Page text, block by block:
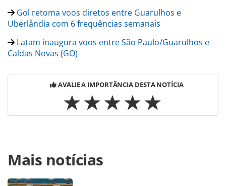
Gol retoma voos diretos entre Guarulhos e
Uberlândia com 6 frequências semanais
Latam inaugura voos entre São Paulo/Guarulhos e
Caldas Novas (GO)
AVALIE A IMPORTÂNCIA DESTA NOTÍCIA
https://www.panrotas.com.br/destinos/entretenimento/
air-brasil-evento-de-cinema-ao-ar-livre-retorna-a-sao-
paulo-veja-datas_229502.html ou as ferramentas
Mais notícias